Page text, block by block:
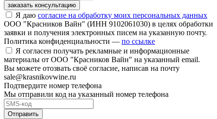
заказать консультацию
Я даю согласие на обработку моих персональных данных
ООО "Красников Вайн" (ИНН 9102061030) в целях обработки
заявки и получения электронных писем на указанную почту.
Политика конфиденциальности — по ссылке
Я согласен получать рекламные и информационные
материалы от ООО "Красников Вайн" на указанный email.
Вы можете отозвать своё согласие, написав на почту
sale@krasnikovwine.ru
Подтвердите номер телефона
Мы отправили код на указанный номер телефона
Отправить